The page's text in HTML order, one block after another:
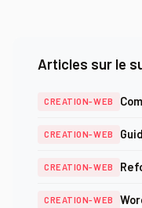
Articles sur le
CREATION-WEB
CREATION-WEB
CREATION-WEB
CREATION-WEB